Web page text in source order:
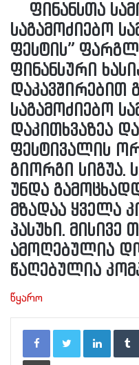
ფინანსთა
საგამოძიებო
ფესტის”
ფინანსური
დაკავშირებით
საგამოძიებო
დაკითხვაზეა
ფესტივალის
გიორგი სიგუა.
უნდა
მზადაა ყველა
პასუხი. მისივე
ამოღებულია
წაღებულია
წყარო
Print